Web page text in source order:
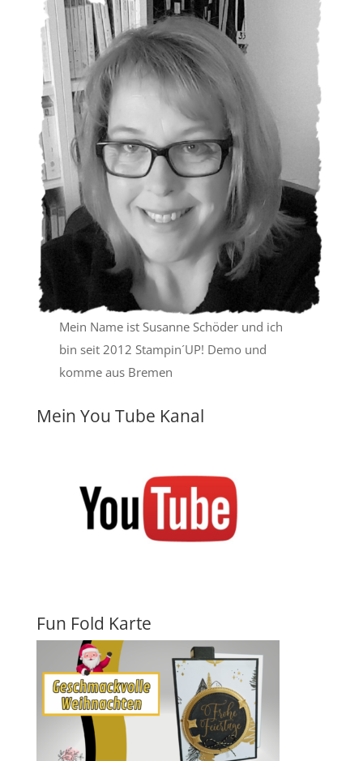
Mein Name ist Susanne Schöder und ich
bin seit 2012 Stampin´UP! Demo und
komme aus Bremen
Mein You Tube Kanal
Fun Fold Karte